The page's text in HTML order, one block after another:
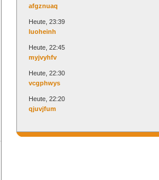
afgznuaq
Heute, 23:39
luoheinh
Heute, 22:45
myjvyhfv
Heute, 22:30
vcgphwys
Heute, 22:20
qjuvjfum